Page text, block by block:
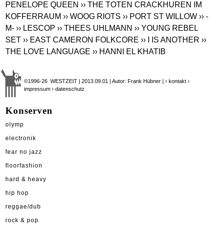
PENELOPE QUEEN ›› THE TOTEN CRACKHUREN IM
KOFFERRAUM ›› WOOG RIOTS ›› PORT ST WILLOW ›› -
M- ›› LESCOP ›› THEES UHLMANN ›› YOUNG REBEL
SET ›› EAST CAMERON FOLKCORE ›› I IS ANOTHER ››
THE LOVE LANGUAGE ›› HANNI EL KHATIB
©1996-26 WESTZEIT | 2013.09.01 | Autor: Frank Hübner |› kontakt ›
impressum › datenschutz
Konserven
olymp
electronik
fear no jazz
floorfashion
hard & heavy
hip hop
reggae/dub
rock & pop